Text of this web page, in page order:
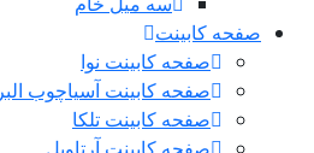
صفحه کابینت
صفحه کابینت نوا
صفحه کابینت آسیاچوب البرز
صفحه کابینت تلکا